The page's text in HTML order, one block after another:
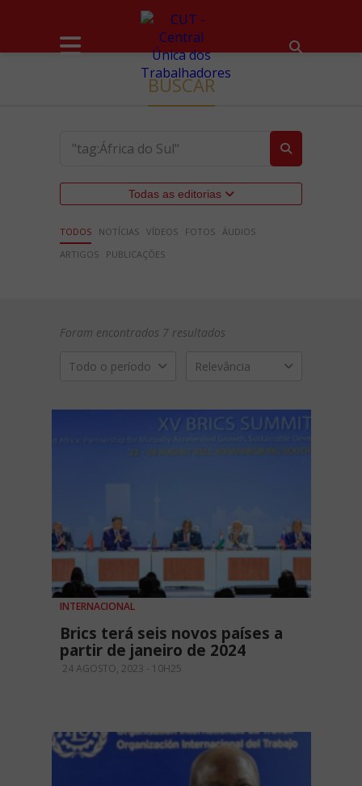
BUSCAR
Todas as editorias
TODOS NOTÍCIAS VÍDEOS FOTOS ÁUDIOS
ARTIGOS
PUBLICAÇÕES
Foram encontrados 7 resultados
Todo o período Relevância
INTERNACIONAL
Brics terá seis novos países a
partir de janeiro de 2024
24 AGOSTO, 2023 - 10H25